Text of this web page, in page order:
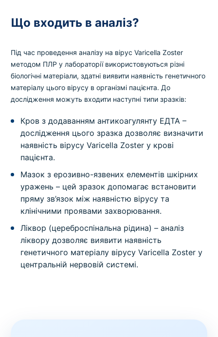
Що входить в аналіз?
Під час проведення аналізу на вірус Varicella Zoster
методом ПЛР у лабораторії використовуються різні
біологічні матеріали, здатні виявити наявність генетичного
матеріалу цього вірусу в організмі пацієнта. До
дослідження можуть входити наступні типи зразків:
Кров з додаванням антикоагулянту ЕДТА –
дослідження цього зразка дозволяє визначити
наявність вірусу Varicella Zoster у крові
пацієнта.
Мазок з ерозивно-язвених елементів шкірних
уражень – цей зразок допомагає встановити
пряму зв’язок між наявністю вірусу та
клінічними проявами захворювання.
Ліквор (цереброспінальна рідина) – аналіз
ліквору дозволяє виявити наявність
генетичного матеріалу вірусу Varicella Zoster у
центральній нервовій системі.